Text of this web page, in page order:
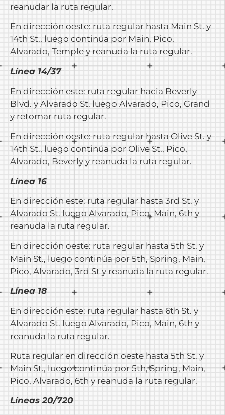
reanudar la ruta regular.
En dirección oeste: ruta regular hasta Main St. y
14th St., luego continúa por Main, Pico,
Alvarado, Temple y reanuda la ruta regular.
Línea 14/37
En dirección este: ruta regular hacia Beverly
Blvd. y Alvarado St. luego Alvarado, Pico, Grand
y retomar ruta regular.
En dirección oeste: ruta regular hasta Olive St. y
14th St., luego continúa por Olive St., Pico,
Alvarado, Beverly y reanuda la ruta regular.
Línea 16
En dirección este: ruta regular hasta 3rd St. y
Alvarado St. luego Alvarado, Pico, Main, 6th y
reanuda la ruta regular.
En dirección oeste: ruta regular hasta 5th St. y
Main St., luego continúa por 5th, Spring, Main,
Pico, Alvarado, 3rd St y reanuda la ruta regular.
Línea 18
En dirección este: ruta regular hasta 6th St. y
Alvarado St. luego Alvarado, Pico, Main, 6th y
reanuda la ruta regular.
Ruta regular en dirección oeste hasta 5th St. y
Main St., luego continúa por 5th, Spring, Main,
Pico, Alvarado, 6th y reanuda la ruta regular.
Líneas 20/720